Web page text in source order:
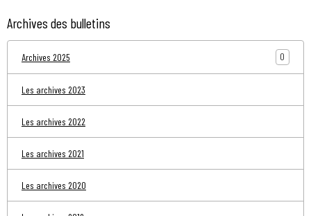
Archives des bulletins
Archives 2025 0
Les archives 2023
Les archives 2022
Les archives 2021
Les archives 2020